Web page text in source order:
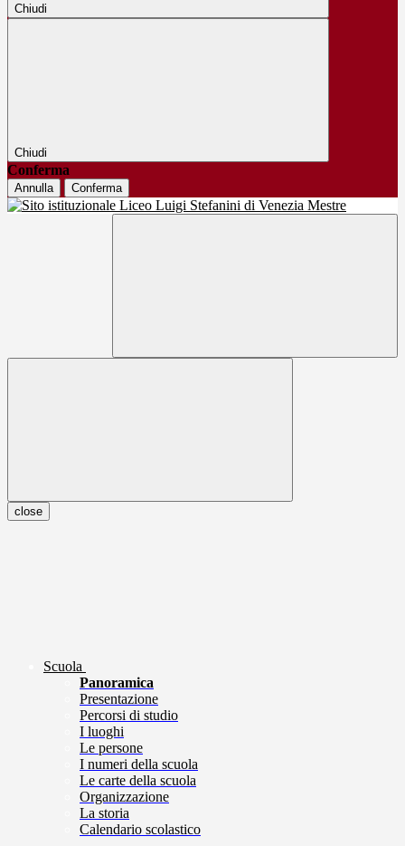
Chiudi
Chiudi
Conferma
Annulla Conferma
close
Scuola
Panoramica
Presentazione
Percorsi di studio
I luoghi
Le persone
I numeri della scuola
Le carte della scuola
Organizzazione
La storia
Calendario scolastico